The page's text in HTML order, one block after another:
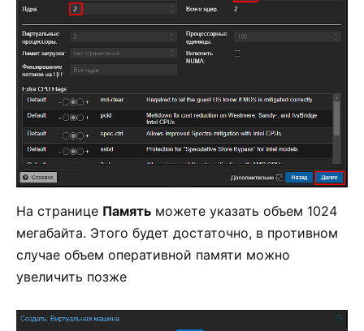
На странице Память можете указать объем 1024
мегабайта. Этого будет достаточно, в противном
случае объем оперативной памяти можно
увеличить позже